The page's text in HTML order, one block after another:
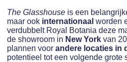
The Glasshouseis een
maar ook internationaal worden
verdubbelt Royal Botania deze
de showroom in New Yorkvan
plannen voor andere locaties in
potentieel tot een volgende grote